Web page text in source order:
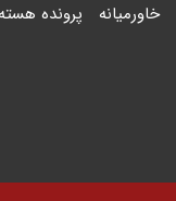
خاورمیانه پرونده